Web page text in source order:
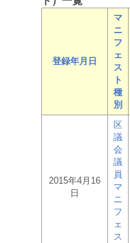
登録年月日
マ
ニ
フ
ェ
ス
ト
種
別
2015年4月16
日
区
議
会
議
員
マ
ニ
フ
ェ
ス